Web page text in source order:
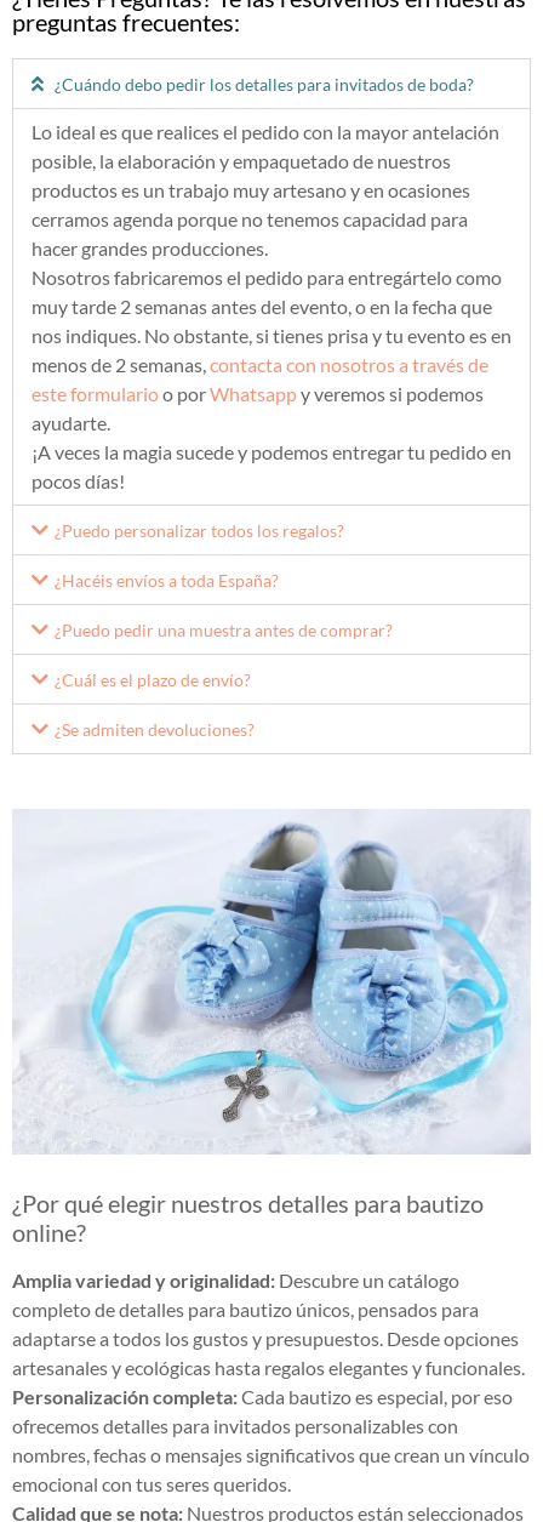
preguntas frecuentes:
¿Cuándo debo pedir los detalles para invitados de boda?
Lo ideal es que realices el pedido con la mayor antelación
posible, la elaboración y empaquetado de nuestros
productos es un trabajo muy artesano y en ocasiones
cerramos agenda porque no tenemos capacidad para
hacer grandes producciones.
Nosotros fabricaremos el pedido para entregártelo como
muy tarde 2 semanas antes del evento, o en la fecha que
nos indiques. No obstante, si tienes prisa y tu evento es en
menos de 2 semanas,contacta con nosotros a través de
este formularioo porWhatsappy veremos si podemos
ayudarte.
¡A veces la magia sucede y podemos entregar tu pedido en
pocos días!
¿Puedo personalizar todos los regalos?
¿Hacéis envíos a toda España?
¿Puedo pedir una muestra antes de comprar?
¿Cuál es el plazo de envío?
¿Se admiten devoluciones?
¿Por qué elegir nuestros detalles para bautizo
online?
Amplia variedad y originalidad: Descubre un catálogo
completo de detalles para bautizo únicos, pensados para
adaptarse a todos los gustos y presupuestos. Desde opciones
artesanales y ecológicas hasta regalos elegantes y funcionales.
Personalización completa:Cada bautizo es especial, por eso
ofrecemos detalles para invitados personalizables con
nombres, fechas o mensajes significativos que crean un vínculo
emocional con tus seres queridos.
Calidad que se nota: Nuestros productos están seleccionados